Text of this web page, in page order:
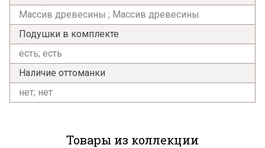
Массив древесины ; Массив древесины
Подушки в комплекте
есть; есть
Наличие оттоманки
нет; нет
Товары из коллекции